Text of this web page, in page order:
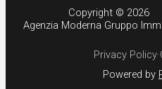
Copyright © 2026
Agenzia Moderna Gruppo
Privacy Policy·
Powered by